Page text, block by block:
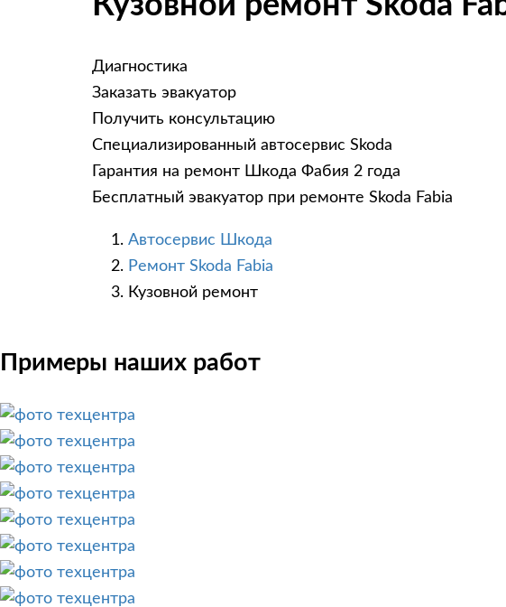
Диагностика
Заказать эвакуатор
Получить консультацию
Специализированный автосервис Skoda
Гарантия на ремонт Шкода Фабия 2 года
Бесплатный эвакуатор при ремонте Skoda Fabia
Автосервис Шкода
Ремонт Skoda Fabia
Кузовной ремонт
Примеры наших работ